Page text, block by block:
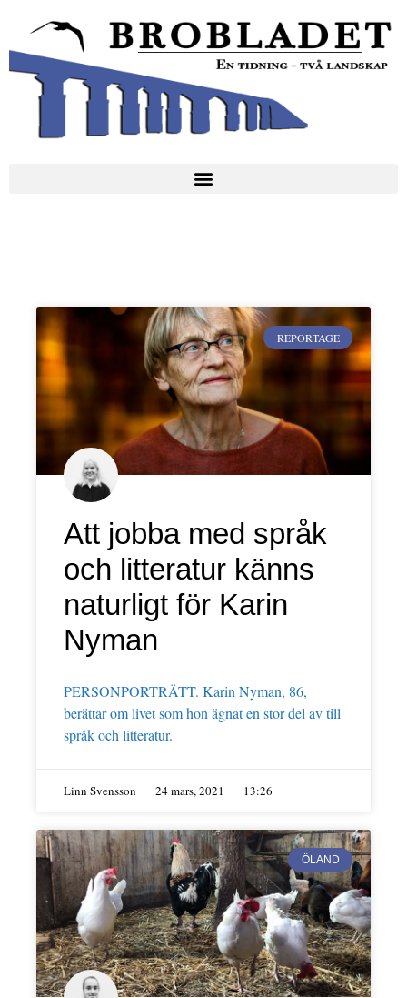
REPORTAGE
Att jobba med språk
och litteratur känns
naturligt för Karin
Nyman
PERSONPORTRÄTT. Karin Nyman, 86,
berättar om livet som hon ägnat en stor del av till
språk och litteratur.
Linn Svensson 24 mars, 2021 13:26
ÖLAND